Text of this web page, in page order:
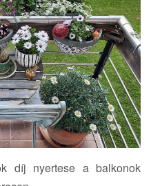
díj nyertese a balkonok